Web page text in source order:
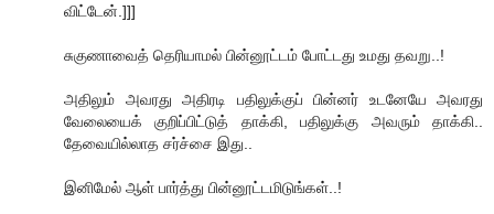
விட்டேன்.]]]
சுகுணாவைத் தெரியாமல் பின்னூட்டம் போட்டது உமது தவறு..!
அதிலும் அவரது அதிரடி பதிலுக்குப் பின்னர் உடனேயே அவரது
வேலையைக் குறிப்பிட்டுத் தாக்கி, பதிலுக்கு அவரும் தாக்கி..
தேவையில்லாத சர்ச்சை இது..
இனிமேல் ஆள் பார்த்து பின்னூட்டமிடுங்கள்..!